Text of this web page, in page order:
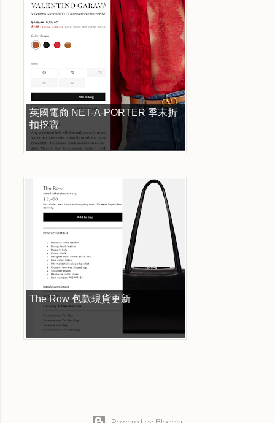
英國電商 NET-A-PORTER 季末折
扣挖寶
The Row 包款現貨更新